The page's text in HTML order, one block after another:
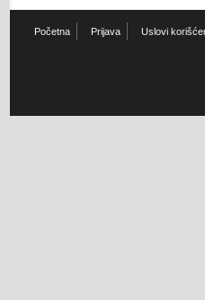
Početna Prijava Uslovi